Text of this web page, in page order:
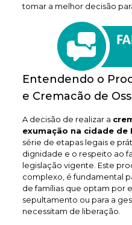
tomar a melhor decisão
Entendendo o
e Cremacão de
A decisão de realizar a
exumação na cidade de
série de etapas legais e
dignidade e o respeito ao
legislação vigente. Este
complexo, é fundamental
de famílias que optam por
sepultamento ou para a
necessitam de liberação.